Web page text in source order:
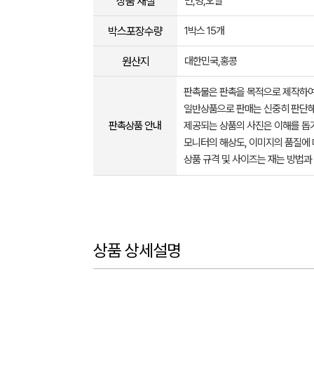
박스포장수량 1박스 15개
원산지 대한민국,홍콩
판촉상품 안내
판촉물은 판촉을 목적으로 제작하
일반상품으로 판매는 신중히 판단
제공되는 상품의 사진은 이해를
모니터의 해상도, 이미지의 품질
상품 규격 및 사이즈는 재는 방법
상품 상세설명